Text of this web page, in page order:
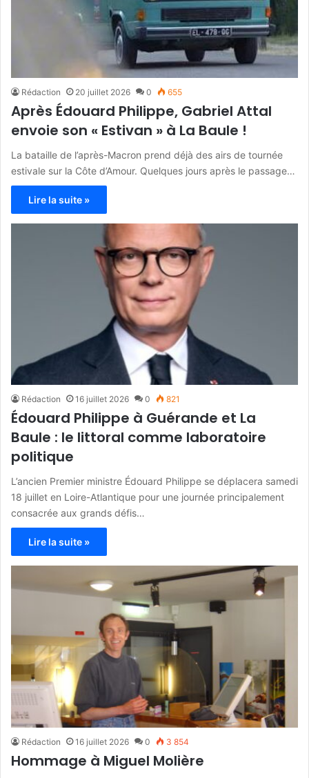
Rédaction 20 juillet 2026 0 655
Après Édouard Philippe, Gabriel Attal
envoie son « Estivan » à La Baule !
La bataille de l’après-Macron prend déjà des airs de tournée
estivale sur la Côte d’Amour. Quelques jours après le passage…
Lire la suite »
Rédaction 16 juillet 2026 0 821
Édouard Philippe à Guérande et La
Baule : le littoral comme laboratoire
politique
L’ancien Premier ministre Édouard Philippe se déplacera samedi
18 juillet en Loire-Atlantique pour une journée principalement
consacrée aux grands défis…
Lire la suite »
Rédaction 16 juillet 2026 0 3 854
Hommage à Miguel Molière